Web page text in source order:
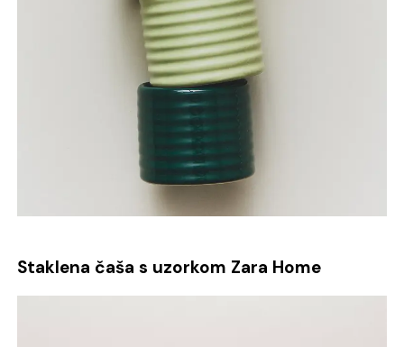
Staklena čaša s uzorkom Zara Home